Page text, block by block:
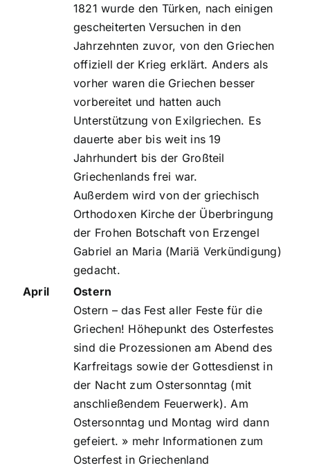
1821 wurde den Türken, nach einigen
gescheiterten Versuchen in den
Jahrzehnten zuvor, von den Griechen
offiziell der Krieg erklärt. Anders als
vorher waren die Griechen besser
vorbereitet und hatten auch
Unterstützung von Exilgriechen. Es
dauerte aber bis weit ins 19
Jahrhundert bis der Großteil
Griechenlands frei war.
Außerdem wird von der griechisch
Orthodoxen Kirche der Überbringung
der Frohen Botschaft von Erzengel
Gabriel an Maria (Mariä Verkündigung)
gedacht.
April
Ostern
Ostern – das Fest aller Feste für die
Griechen! Höhepunkt des Osterfestes
sind die Prozessionen am Abend des
Karfreitags sowie der Gottesdienst in
der Nacht zum Ostersonntag (mit
anschließendem Feuerwerk). Am
Ostersonntag und Montag wird dann
gefeiert. » mehr Informationen zum
Osterfest in Griechenland